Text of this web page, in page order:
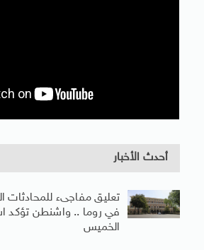
أحدث الأخبار
تعليق مفاجىء للمحادثات
في روما .. واشنطن تؤكد
الخميس